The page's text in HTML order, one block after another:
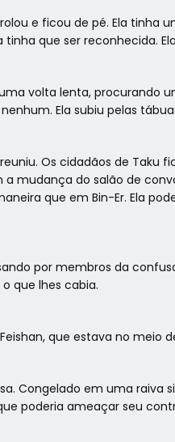
e ficou de pé. Ela tinha
tinha que ser reconhecida.
volta lenta, procurando
Ela subiu pelas
Os cidadãos de Taku
a mudança do salão de
que em Bin-Er. Ela
por membros da
que lhes cabia.
que estava no meio
Congelado em uma raiva
poderia ameaçar seu